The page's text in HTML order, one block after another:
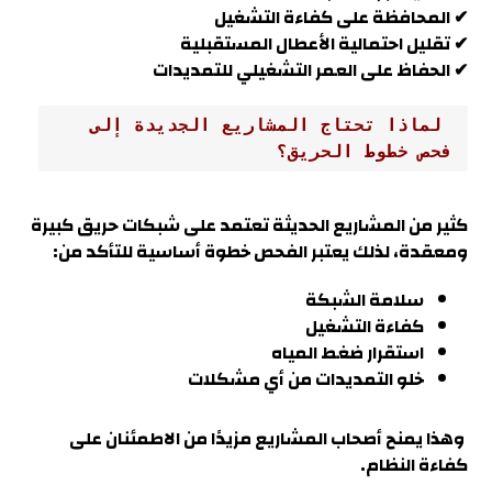
✔ المحافظة على كفاءة التشغيل
✔ تقليل احتمالية الأعطال المستقبلية
✔ الحفاظ على العمر التشغيلي للتمديدات
لماذا تحتاج المشاريع الجديدة إلى
فحص خطوط الحريق؟
كثير من المشاريع الحديثة تعتمد على شبكات حريق كبيرة
ومعقدة، لذلك يعتبر الفحص خطوة أساسية للتأكد من:
سلامة الشبكة
كفاءة التشغيل
استقرار ضغط المياه
خلو التمديدات من أي مشكلات
وهذا يمنح أصحاب المشاريع مزيدًا من الاطمئنان على
كفاءة النظام.